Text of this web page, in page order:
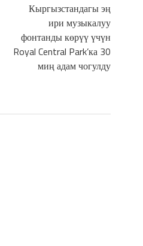
Кыргызстандагы эң
ири музыкалуу
фонтанды көрүү үчүн
Royal Central Park’ка 30
миң адам чогулду